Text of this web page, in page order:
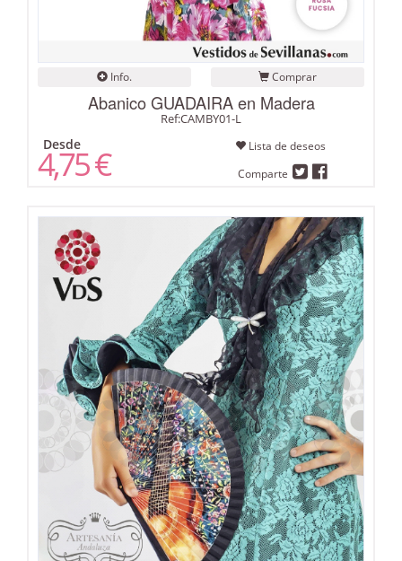
Info. Comprar
Abanico GUADAIRA en Madera
Ref:CAMBY01-L
Desde Lista de deseos
4,75 € Comparte